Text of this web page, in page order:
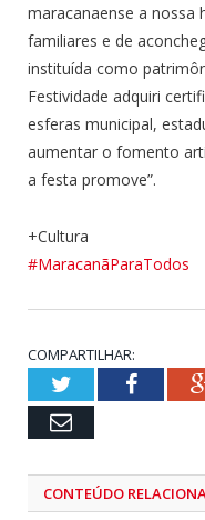
maracanaense a nossa
familiares e de
instituída como
Festividade adquiri
esferas municipal,
aumentar o fomento
a festa promove”.
+Cultura
#MaracanãParaTodos
COMPARTILHAR:
Twitter
Email
CONTEÚDO